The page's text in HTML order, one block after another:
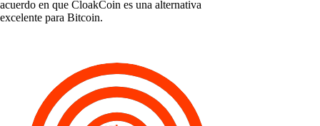
acuerdo en que CloakCoin es una alternativa
excelente para Bitcoin.